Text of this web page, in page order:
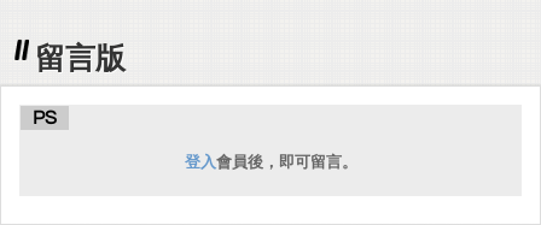
留言版
PS
登入會員後，即可留言。